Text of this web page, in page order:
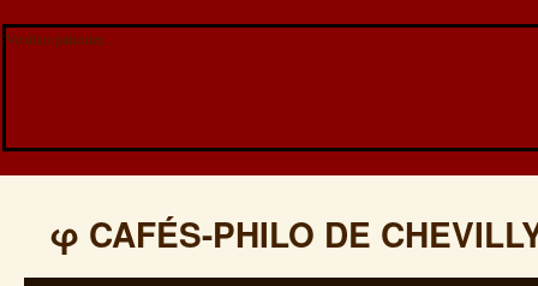
Veuillez patienter...
φ CAFÉS-PHILO DE